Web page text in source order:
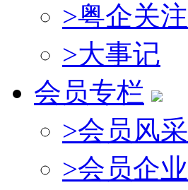
>粤企关注
>大事记
会员专栏
>会员风采
>会员企业